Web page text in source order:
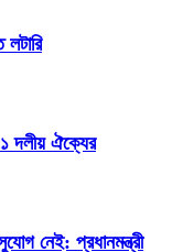
দলীয় ঐক্যের
নেই: প্রধানমন্ত্রী